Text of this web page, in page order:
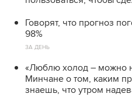
Говорят, что прогноз
98%
ЗА ДЕНЬ
«Люблю холод – можно
Минчане о том, каким
знаешь, что утром